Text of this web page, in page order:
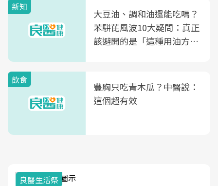
新知
大豆油、調和油還能吃嗎？
苯駢芘風波10大疑問：真正
該避開的是「這種用油方
飲食
豐胸只吃青木瓜？中醫說：
這個超有效
良醫生活祭